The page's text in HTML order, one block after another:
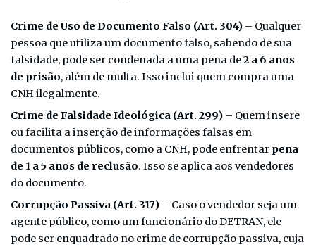
Crime de Uso de Documento Falso (Art. 304) – Qualquer
pessoa que utiliza um documento falso, sabendo de sua
falsidade, pode ser condenada a uma pena de2 a 6 anos
de prisão, além de multa. Isso inclui quem compra uma
CNH ilegalmente.
Crime de Falsidade Ideológica (Art. 299) – Quem insere
ou facilita a inserção de informações falsas em
documentos públicos, como a CNH, pode enfrentar pena
de 1 a 5 anos de reclusão. Isso se aplica aos vendedores
do documento.
Corrupção Passiva (Art. 317) – Caso o vendedor seja um
agente público, como um funcionário do DETRAN, ele
pode ser enquadrado no crime de corrupção passiva, cuja